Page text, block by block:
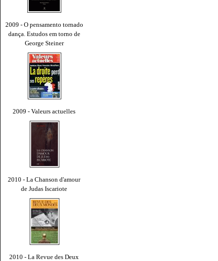
2009 - O pensamento tornado
dança. Estudos em torno de
George Steiner
2009 - Valeurs actuelles
2010 - La Chanson d'amour
de Judas Iscariote
2010 - La Revue des Deux